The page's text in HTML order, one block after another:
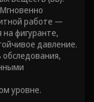
работе —
фигуранте,
давление.
уровне.